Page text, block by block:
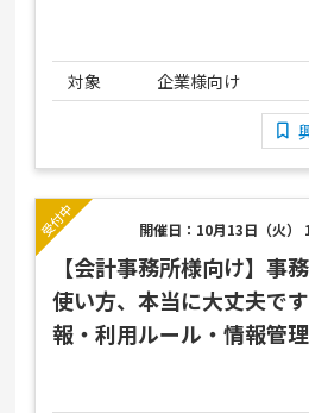
対象 企業様向け
開催日：10月13日（火
【会計事務所様向け】事
使い方、本当に大丈夫で
報・利用ルール・情報管